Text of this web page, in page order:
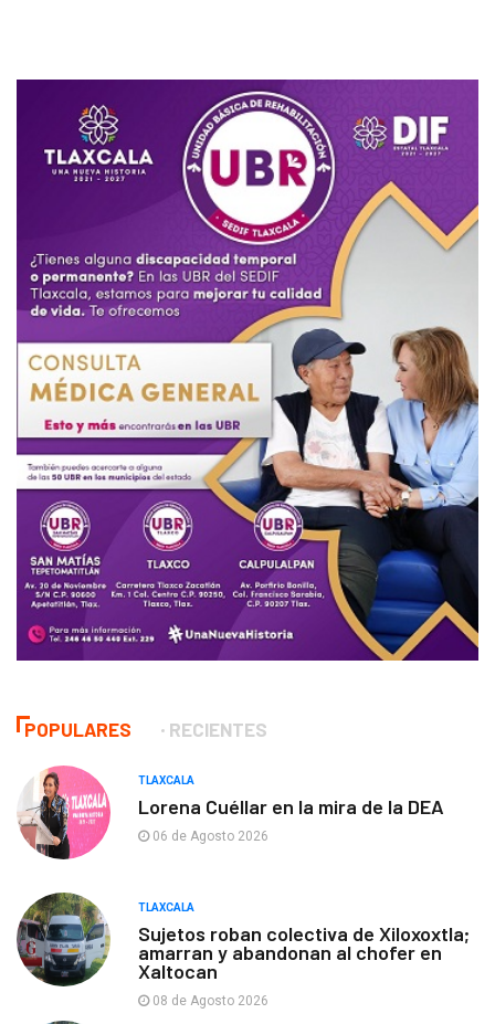
POPULARES RECIENTES
TLAXCALA
Lorena Cuéllar en la mira de la DEA
06 de Agosto 2026
TLAXCALA
Sujetos roban colectiva de Xiloxoxtla;
amarran y abandonan al chofer en
Xaltocan
08 de Agosto 2026